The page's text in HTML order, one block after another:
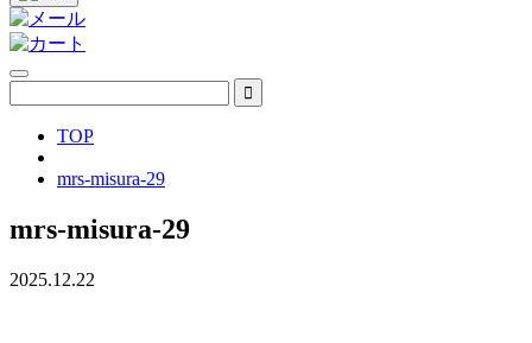
TOP
mrs-misura-29
mrs-misura-29
2025.12.22